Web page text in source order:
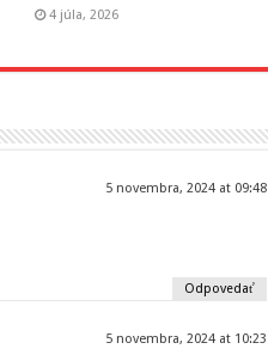
4 júla, 2026
5 novembra, 2024 at 09:48
Odpovedať
5 novembra, 2024 at 10:23